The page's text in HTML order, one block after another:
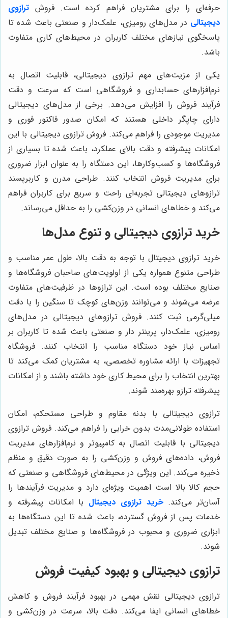
حرفه‌ای را برای مشتریان فراهم کرده است. فروش ترازوی
دیجیتالی در مدل‌های رومیزی، علمک‌دار و صنعتی باعث شده تا
پاسخگوی نیازهای مختلف کاربران در محیط‌های کاری متفاوت
باشد.
یکی از مزیت‌های مهم ترازوی دیجیتالی، قابلیت اتصال به
نرم‌افزارهای حسابداری و فروشگاهی است که سرعت و دقت
فرآیند فروش را افزایش می‌دهد. برخی از مدل‌های دیجیتالی
دارای چاپگر داخلی هستند که امکان صدور فاکتور فوری و
مدیریت موجودی را فراهم می‌کند. فروش ترازوی دیجیتالی با این
امکانات پیشرفته و دقت بالای عملکرد، باعث شده تا بسیاری از
فروشگاه‌ها و کسب‌وکارها، این دستگاه را به عنوان ابزار ضروری
برای مدیریت فروش انتخاب کنند. طراحی مدرن و کاربرپسند
ترازوهای دیجیتالی تجربه‌ای راحت و سریع برای کاربران فراهم
می‌کند و خطاهای انسانی در وزن‌کشی را به حداقل می‌رساند.
خرید ترازوی دیجیتالی و تنوع مدل‌ها
خرید ترازوی دیجیتال با توجه به دقت بالا، طول عمر مناسب و
طراحی متنوع همواره یکی از اولویت‌های صاحبان فروشگاه‌ها و
صنایع مختلف بوده است. این ترازوها در ظرفیت‌های متفاوت
عرضه می‌شوند و می‌توانند وزن‌های کوچک تا سنگین را با دقت
میلی‌گرمی ثبت کنند. فروش ترازوهای دیجیتالی در مدل‌های
رومیزی، علمک‌دار، پرینتر دار و صنعتی باعث شده تا کاربران بر
اساس نیاز خود دستگاه مناسب را انتخاب کنند. فروشگاه
تجهیزات با ارائه مشاوره تخصصی، به مشتریان کمک می‌کند تا
بهترین انتخاب را برای محیط کاری خود داشته باشند و از امکانات
پیشرفته ترازو بهره‌مند شوند.
ترازوی دیجیتالی با بدنه مقاوم و طراحی مستحکم، امکان
استفاده طولانی‌مدت بدون خرابی را فراهم می‌کند. فروش ترازوی
دیجیتالی با قابلیت اتصال به کامپیوتر و نرم‌افزارهای مدیریت
فروش، داده‌های فروش و وزن‌کشی را به صورت دقیق و منظم
ذخیره می‌کند. این ویژگی در محیط‌های فروشگاهی و صنعتی که
حجم کالا بالا است اهمیت ویژه‌ای دارد و مدیریت فرآیندها را
آسان‌تر می‌کند. خرید ترازوی دیجیتال با امکانات پیشرفته و
خدمات پس از فروش گسترده، باعث شده تا این دستگاه‌ها به
ابزاری ضروری و محبوب در فروشگاه‌ها و صنایع مختلف تبدیل
شوند.
ترازوی دیجیتالی و بهبود کیفیت فروش
ترازوی دیجیتالی نقش مهمی در بهبود فرآیند فروش و کاهش
خطاهای انسانی ایفا می‌کند. دقت بالا، سرعت در وزن‌کشی و